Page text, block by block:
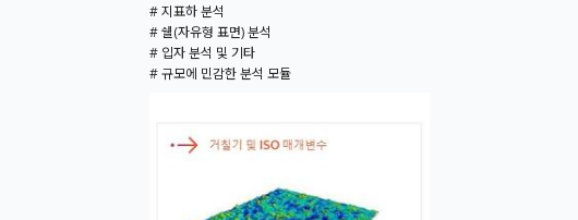
# 지표하 분석
# 쉘(자유형 표면) 분석
# 입자 분석 및 기타
# 규모에 민감한 분석 모듈